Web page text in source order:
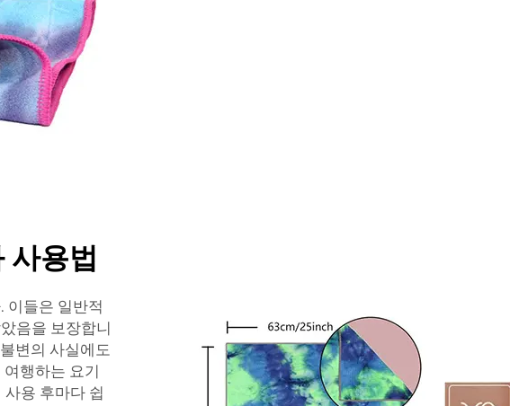
사용법
이들은 일반적
음을 보장합니
변의 사실에도
행하는 요기
용 후마다 쉽